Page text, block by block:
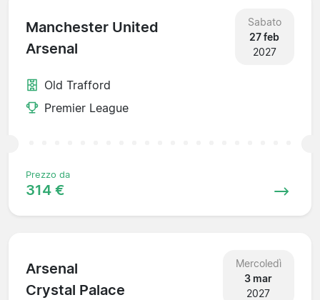
Manchester United
Arsenal
Sabato
27 feb
2027
Old Trafford
Premier League
Prezzo da
314 €
Arsenal
Crystal Palace
Mercoledì
3 mar
2027